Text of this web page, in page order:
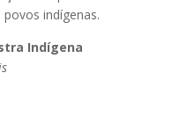
indígenas.
Indígena